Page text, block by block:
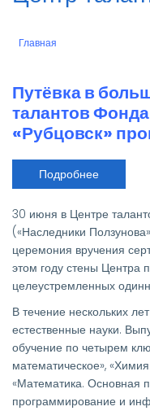
Строка
Главная
Путёвка в
талантов
«Рубцовск»
Подробнее
Путёвка
большое
будущее:
в
Центре
талантов
Фонда
30 июня в Центре
(«Наследники
церемония вручения
этом году стены Центра
целеустремленных
В течение нескольких
естественные науки.
обучение по четырем
математическое»,
«Математика. Основная
программирование и